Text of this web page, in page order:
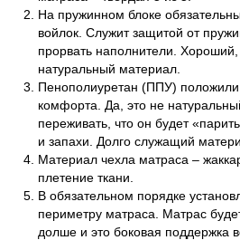
На пружинном блоке
войлок. Служит защитой от
прорвать наполнители.
натуральный материал.
Пенополиуретан (ППУ) положили
комфорта. Да, это не
переживать, что он будет
и запахи. Долго служащий
Материал чехла матраса –
плетение ткани.
В обязательном порядке
периметру матраса. Матрас
долше и это боковая поддержка